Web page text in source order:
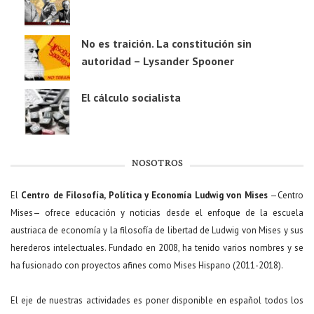
No es traición. La constitución sin
autoridad – Lysander Spooner
El cálculo socialista
NOSOTROS
El Centro de Filosofía, Política y Economía Ludwig von Mises—Centro
Mises— ofrece educación y noticias desde el enfoque de la escuela
austriaca de economía y la filosofía de libertad de Ludwig von Mises y sus
herederos intelectuales. Fundado en 2008, ha tenido varios nombres y se
ha fusionado con proyectos afines como Mises Hispano (2011-2018).
El eje de nuestras actividades es poner disponible en español todos los